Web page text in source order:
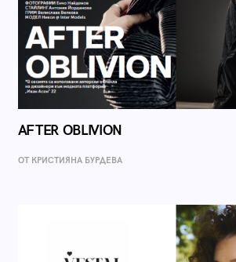
AFTER OBLIVION
ОТ КРИСТИЯНА БУРДЕВА